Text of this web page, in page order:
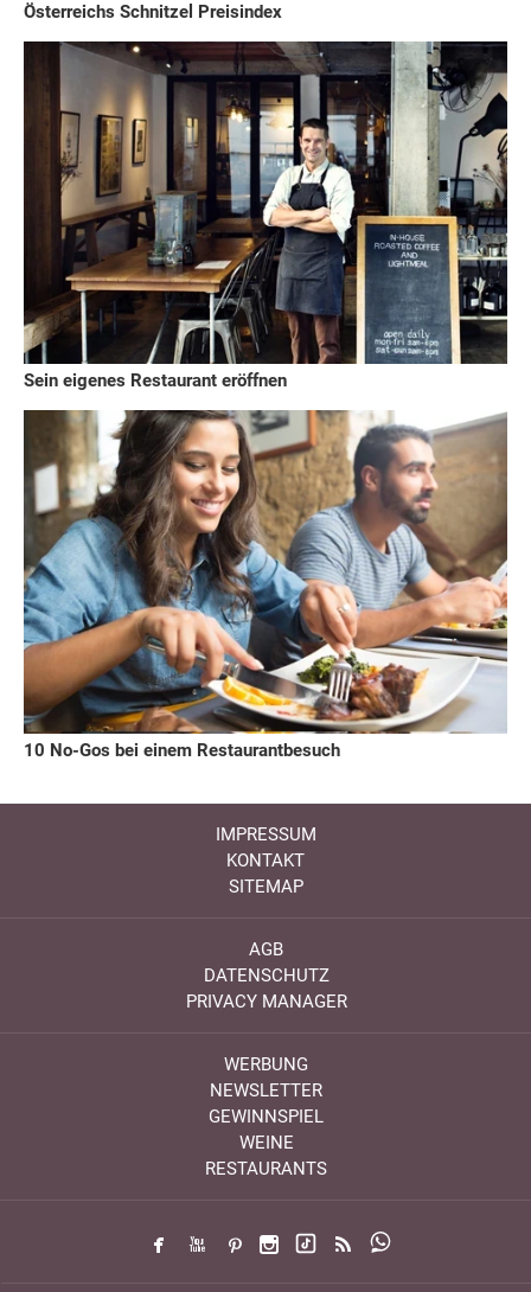
Österreichs Schnitzel Preisindex
Sein eigenes Restaurant eröffnen
10 No-Gos bei einem Restaurantbesuch
IMPRESSUM
KONTAKT
SITEMAP
AGB
DATENSCHUTZ
PRIVACY MANAGER
WERBUNG
NEWSLETTER
GEWINNSPIEL
WEINE
RESTAURANTS